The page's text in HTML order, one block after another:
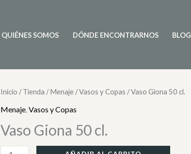
QUIÉNES SOMOS DÓNDE ENCONTRARNOS BLOG
Inicio /Tienda /Menaje /Vasos y Copas / Vaso Giona 50 cl.
Menaje Vasos y Copas
Vaso Giona 50 cl.
Vaso
Giona
cl.
cantidad